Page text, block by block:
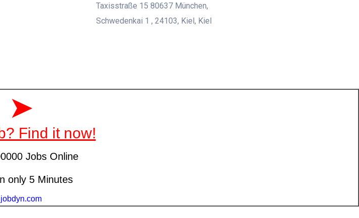
Taxisstraße 15 80637 München,
Schwedenkai 1 , 24103, Kiel, Kiel